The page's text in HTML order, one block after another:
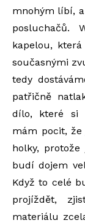
mnohým líbí,
posluchačů.
kapelou,
současnými
tedy
patřičně
dílo, které si
mám pocit,
holky,
budí dojem
Když to celé
projíždět,
materiálu